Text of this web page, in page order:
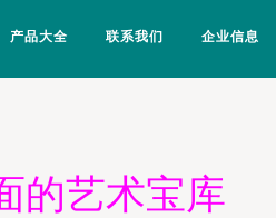
产品大全 联系我们 企业信息
的艺术宝库